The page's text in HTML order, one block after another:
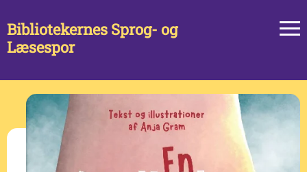
Bibliotekernes Sprog- og
Læsespor